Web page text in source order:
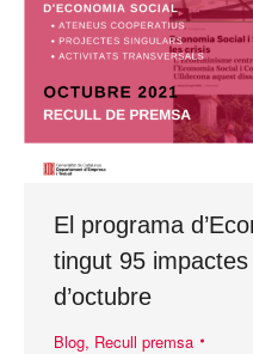
El programa
tingut 95
d’octubre
Blog, Recull premsa